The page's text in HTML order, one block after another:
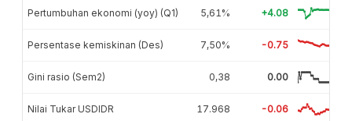
Pertumbuhan ekonomi (yoy) (Q1) 5,61% +4.08
Persentase kemiskinan (Des) 7,50% -0.75
Gini rasio (Sem2) 0,38 0.00
Nilai Tukar USDIDR 17.968 -0.06